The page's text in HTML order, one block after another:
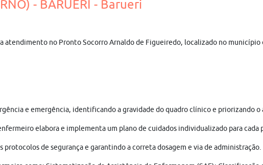
- BARUERI - Barueri
atendimento no Pronto Socorro Arnaldo de Figueiredo, localizado no município
e emergência, identificando a gravidade do quadro clínico e priorizando
elabora e implementa um plano de cuidados individualizado para
de segurança e garantindo a correta dosagem e via de administração.